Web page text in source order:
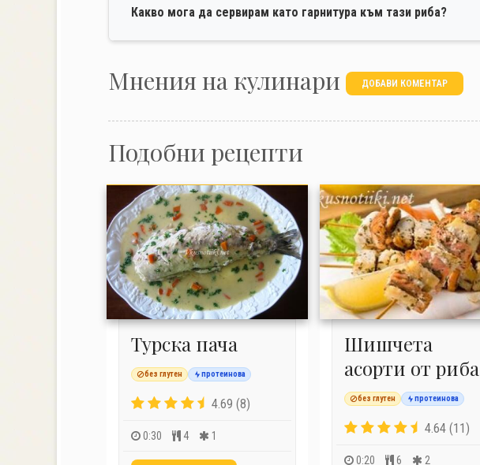
Какво мога да сервирам като гарнитура към тази риба?
Mнения на кулинари ДОБАВИ КОМЕНТАР
Подобни рецепти
Турска пача
без глутен протеинова
4.69 (8)
0:30 4 1
Шишчета
асорти от риба
без глутен протеинова
4.64 (11)
0:20 6 2